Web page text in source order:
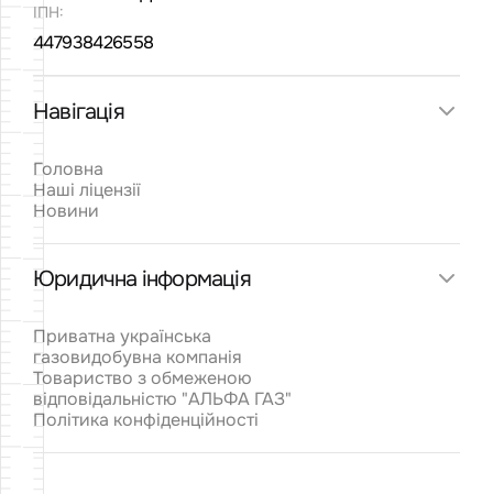
Альфа Газ: якість, екологія та стандарти -
1.5.2023
Тенденції розвитку газовидобувної галузі в
ІПН:
447938426558
Навігація
Головна
Наші ліцензії
Новини
Юридична інформація
Приватна українська
газовидобувна компанія
Товариство з обмеженою
відповідальністю "АЛЬФА ГАЗ"
Політика конфіденційності